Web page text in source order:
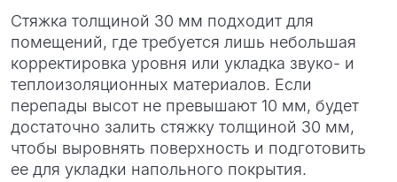
Стяжка толщиной 30 мм подходит для
помещений, где требуется лишь небольшая
корректировка уровня или укладка звуко- и
теплоизоляционных материалов. Если
перепады высот не превышают 10 мм, будет
достаточно залить стяжку толщиной 30 мм,
чтобы выровнять поверхность и подготовить
ее для укладки напольного покрытия.